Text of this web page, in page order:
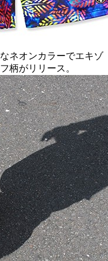
ネオンカラーでエキゾ
柄がリリース。